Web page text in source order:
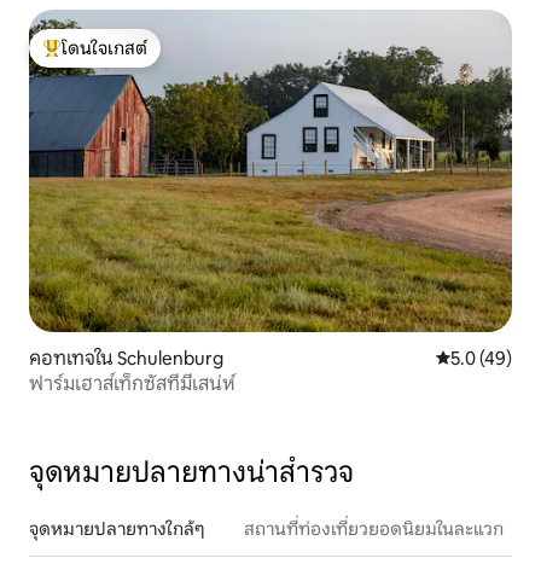
โดนใจเกสต์ที่สุด
โดนใจเกสต์
คอทเทจใน Schulenburg คะแนนเฉลี่ย
5.0 (49)
ฟาร์มเฮาส์เท็กซัสที่มีเสน่ห์
จุดหมายปลายทางน่าสำรวจ
จุดหมายปลายทางใกล้ๆ สถานที่ท่องเที่ยวยอดนิยมในละแวก